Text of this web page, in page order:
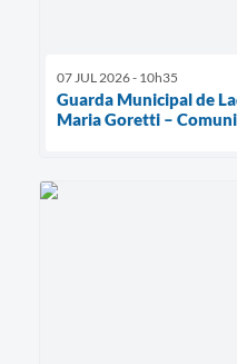
07 JUL 2026 - 10h35
Guarda Municipal de
Maria Goretti –